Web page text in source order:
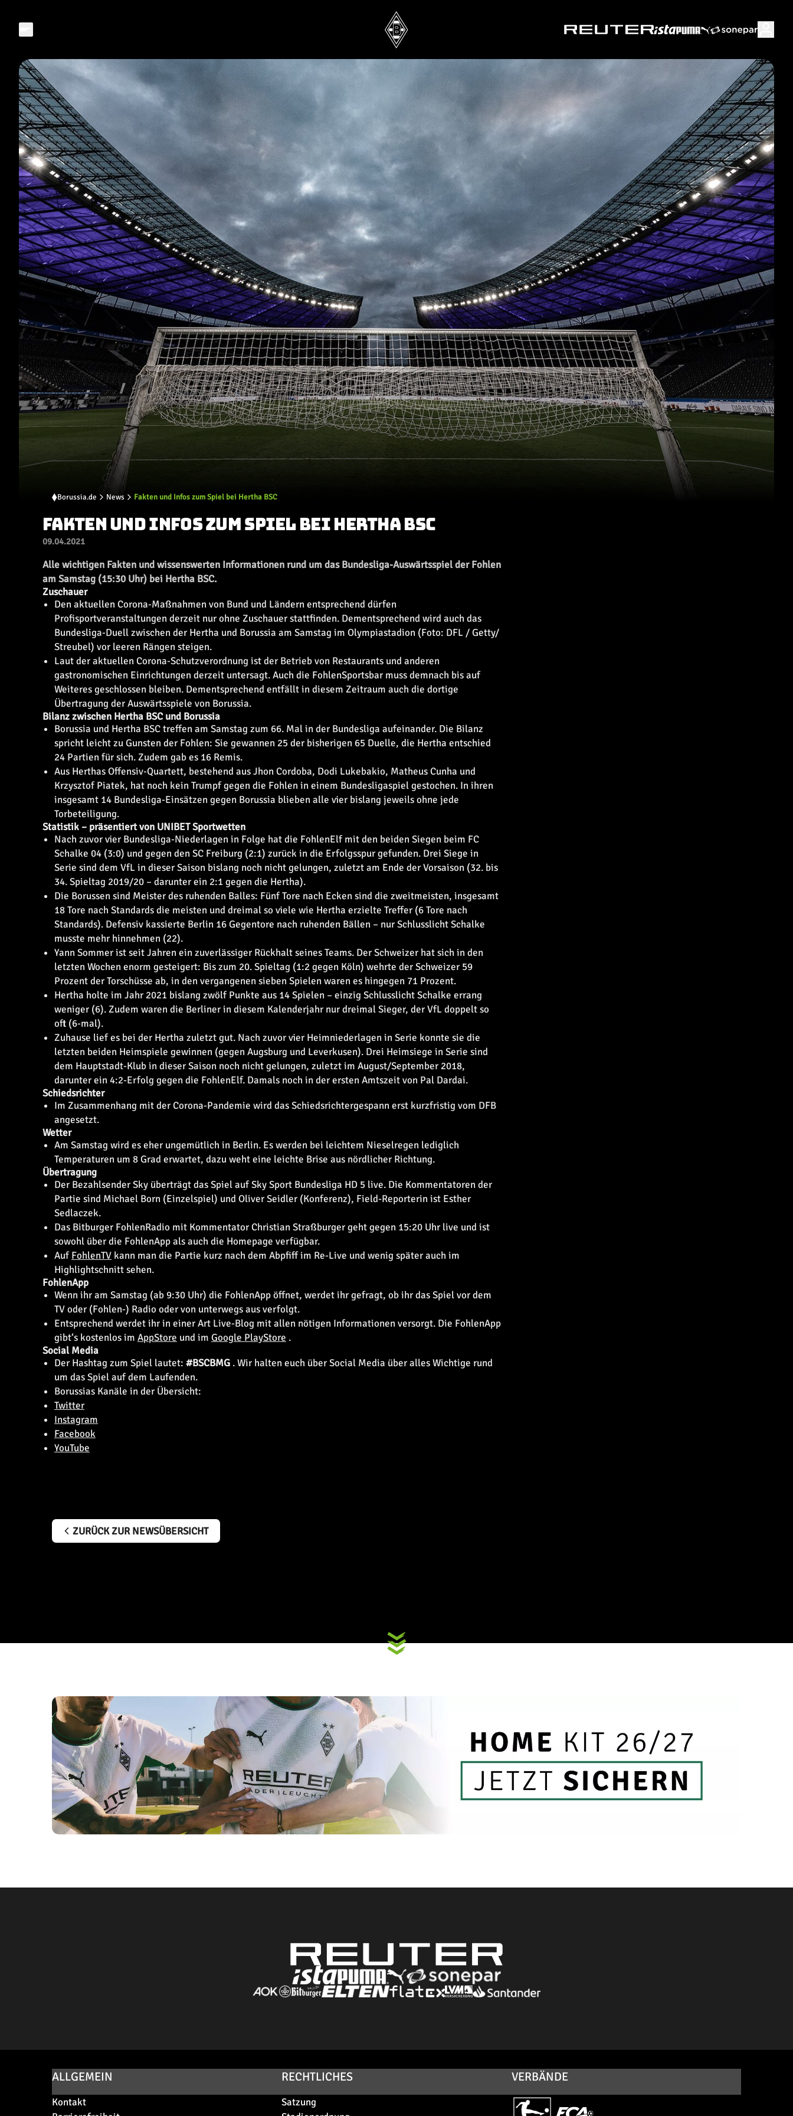
Borussia.de News Fakten und Infos zum Spiel bei Hertha BSC
FAKTEN UND INFOS ZUM SPIEL BEI HERTHA BSC
09.04.2021
Alle wichtigen Fakten und wissenswerten Informationen rund um das Bundesliga-Auswärtsspiel der Fohlen
am Samstag (15:30 Uhr) bei Hertha BSC.
Zuschauer
Den aktuellen Corona-Maßnahmen von Bund und Ländern entsprechend dürfen
Profisportveranstaltungen derzeit nur ohne Zuschauer stattfinden. Dementsprechend wird auch das
Bundesliga-Duell zwischen der Hertha und Borussia am Samstag im Olympiastadion (Foto: DFL / Getty/
Streubel) vor leeren Rängen steigen.
Laut der aktuellen Corona-Schutzverordnung ist der Betrieb von Restaurants und anderen
gastronomischen Einrichtungen derzeit untersagt. Auch die FohlenSportsbar muss demnach bis auf
Weiteres geschlossen bleiben. Dementsprechend entfällt in diesem Zeitraum auch die dortige
Übertragung der Auswärtsspiele von Borussia.
Bilanz zwischen Hertha BSC und Borussia
Borussia und Hertha BSC treffen am Samstag zum 66. Mal in der Bundesliga aufeinander. Die Bilanz
spricht leicht zu Gunsten der Fohlen: Sie gewannen 25 der bisherigen 65 Duelle, die Hertha entschied
24 Partien für sich. Zudem gab es 16 Remis.
Aus Herthas Offensiv-Quartett, bestehend aus Jhon Cordoba, Dodi Lukebakio, Matheus Cunha und
Krzysztof Piatek, hat noch kein Trumpf gegen die Fohlen in einem Bundesligaspiel gestochen. In ihren
insgesamt 14 Bundesliga-Einsätzen gegen Borussia blieben alle vier bislang jeweils ohne jede
Torbeteiligung.
Statistik – präsentiert von UNIBET Sportwetten
Nach zuvor vier Bundesliga-Niederlagen in Folge hat die FohlenElf mit den beiden Siegen beim FC
Schalke 04 (3:0) und gegen den SC Freiburg (2:1) zurück in die Erfolgsspur gefunden. Drei Siege in
Serie sind dem VfL in dieser Saison bislang noch nicht gelungen, zuletzt am Ende der Vorsaison (32. bis
34. Spieltag 2019/20 – darunter ein 2:1 gegen die Hertha).
Die Borussen sind Meister des ruhenden Balles: Fünf Tore nach Ecken sind die zweitmeisten, insgesamt
18 Tore nach Standards die meisten und dreimal so viele wie Hertha erzielte Treffer (6 Tore nach
Standards). Defensiv kassierte Berlin 16 Gegentore nach ruhenden Bällen – nur Schlusslicht Schalke
musste mehr hinnehmen (22).
Yann Sommer ist seit Jahren ein zuverlässiger Rückhalt seines Teams. Der Schweizer hat sich in den
letzten Wochen enorm gesteigert: Bis zum 20. Spieltag (1:2 gegen Köln) wehrte der Schweizer 59
Prozent der Torschüsse ab, in den vergangenen sieben Spielen waren es hingegen 71 Prozent.
Hertha holte im Jahr 2021 bislang zwölf Punkte aus 14 Spielen – einzig Schlusslicht Schalke errang
weniger (6). Zudem waren die Berliner in diesem Kalenderjahr nur dreimal Sieger, der VfL doppelt so
oft (6-mal).
Zuhause lief es bei der Hertha zuletzt gut. Nach zuvor vier Heimniederlagen in Serie konnte sie die
letzten beiden Heimspiele gewinnen (gegen Augsburg und Leverkusen). Drei Heimsiege in Serie sind
dem Hauptstadt-Klub in dieser Saison noch nicht gelungen, zuletzt im August/September 2018,
darunter ein 4:2-Erfolg gegen die FohlenElf. Damals noch in der ersten Amtszeit von Pal Dardai.
Schiedsrichter
Im Zusammenhang mit der Corona-Pandemie wird das Schiedsrichtergespann erst kurzfristig vom DFB
angesetzt.
Wetter
Am Samstag wird es eher ungemütlich in Berlin. Es werden bei leichtem Nieselregen lediglich
Temperaturen um 8 Grad erwartet, dazu weht eine leichte Brise aus nördlicher Richtung.
Übertragung
Der Bezahlsender Sky überträgt das Spiel auf Sky Sport Bundesliga HD 5 live. Die Kommentatoren der
Partie sind Michael Born (Einzelspiel) und Oliver Seidler (Konferenz), Field-Reporterin ist Esther
Sedlaczek.
Das Bitburger FohlenRadio mit Kommentator Christian Straßburger geht gegen 15:20 Uhr live und ist
sowohl über die FohlenApp als auch die Homepage verfügbar.
Auf FohlenTV kann man die Partie kurz nach dem Abpfiff im Re-Live und wenig später auch im
Highlightschnitt sehen.
FohlenApp
Wenn ihr am Samstag (ab 9:30 Uhr) die FohlenApp öffnet, werdet ihr gefragt, ob ihr das Spiel vor dem
TV oder (Fohlen-) Radio oder von unterwegs aus verfolgt.
Entsprechend werdet ihr in einer Art Live-Blog mit allen nötigen Informationen versorgt. Die FohlenApp
gibt‘s kostenlos im AppStore und im Google PlayStore .
Social Media
Der Hashtag zum Spiel lautet: #BSCBMG . Wir halten euch über Social Media über alles Wichtige rund
um das Spiel auf dem Laufenden.
Borussias Kanäle in der Übersicht:
Twitter
Instagram
Facebook
YouTube
ZURÜCK ZUR NEWSÜBERSICHT
ALLGEMEIN
Kontakt
RECHTLICHES
Satzung
VERBÄNDE